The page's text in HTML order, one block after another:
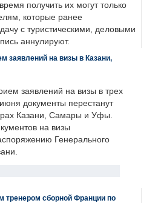
получить их могут только
которые ранее
с туристическими, деловыми
аннулируют.
заявлений на визы в Казани,
заявлений на визы в трех
документы перестанут
Казани, Самары и Уфы.
на визы
Генерального
тренером сборной Франции по